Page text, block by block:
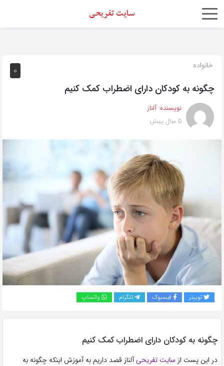
اشتراک
از
روش‌های
زیر
می‌توانید
دوستان
به
اشتراک
بگذارید.
کپی
لینک
0 خانواده
چگونه به کودکان دارای اضطراب کمک کنیم
نویسنده:آلناز
5 سال پیش
توییتر فیسبوک تلگرام واتساپ
چگونه به کودکان دارای اضطراب کمک کنیم
در این پست از سایت تفریحیآلناز قصد داریم به آموزش اینکه چگونه به